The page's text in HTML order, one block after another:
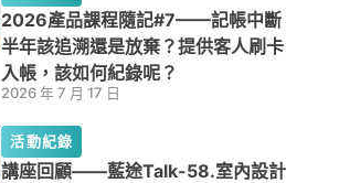
2026產品課程隨記#7——記帳中斷
半年該追溯還是放棄？提供客人刷卡
入帳，該如何紀錄呢？
2026 年 7 月 17 日
活動紀錄
講座回顧——藍途Talk-58.室內設計